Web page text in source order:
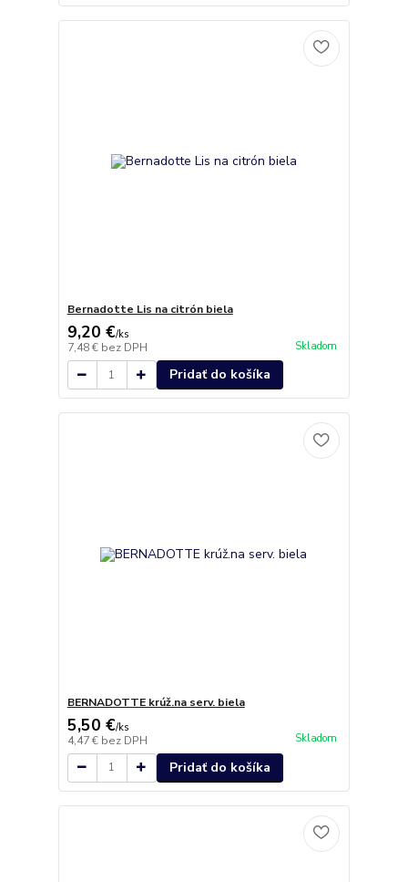
Bernadotte Lis na citrón biela
9,20 €/ks
7,48 € bez DPH Skladom
Pridať do košíka
BERNADOTTE krúž.na serv. biela
5,50 €/ks
4,47 € bez DPH Skladom
Pridať do košíka